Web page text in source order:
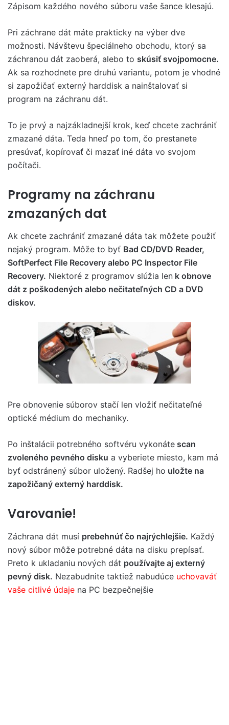
Zápisom každého nového súboru vaše šance klesajú.
Pri záchrane dát máte prakticky na výber dve
možnosti. Návštevu špeciálneho obchodu, ktorý sa
záchranou dát zaoberá, alebo to skúsiť svojpomocne.
Ak sa rozhodnete pre druhú variantu, potom je vhodné
si zapožičať externý harddisk a nainštalovať si
program na záchranu dát.
To je prvý a najzákladnejší krok, keď chcete zachrániť
zmazané dáta. Teda hneď po tom, čo prestanete
presúvať, kopírovať či mazať iné dáta vo svojom
počítači.
Programy na záchranu
zmazaných dat
Ak chcete zachrániť zmazané dáta tak môžete použiť
nejaký program. Môže to byť Bad CD/DVD Reader,
SoftPerfect File Recovery alebo PC Inspector File
Recovery. Niektoré z programov slúžia len k obnove
dát z poškodených alebo nečitateľných CD a DVD
diskov.
Pre obnovenie súborov stačí len vložiť nečitateľné
optické médium do mechaniky.
Po inštalácii potrebného softvéru vykonáte scan
zvoleného pevného disku a vyberiete miesto, kam má
byť odstránený súbor uložený. Radšej ho uložte na
zapožičaný externý harddisk.
Varovanie!
Záchrana dát musí prebehnúť čo najrýchlejšie. Každý
nový súbor môže potrebné dáta na disku prepísať.
Preto k ukladaniu nových dát používajte aj externý
pevný disk. Nezabudnite taktiež nabudúce uchovaváť
vaše citlivé údaje na PC bezpečnejšie